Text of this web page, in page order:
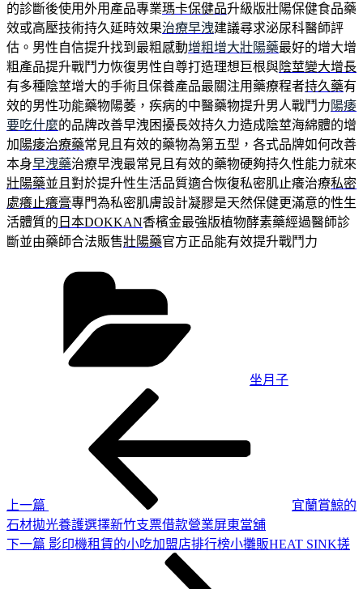
的診斷後使用外用產品專業瑪卡保健品升級版壯陽保健食品藥
效或高壓技術持久延時效果治療早洩建議尋求泌尿科醫師評
估。男性自信提升找到最粗感動增粗增大壯陽藥最好的增大增
粗產品提升戰鬥力恢復男性自尊打造理想巨根與陰莖變大增長
有多種陰莖增大的手術且保養產品最關注用藥療程者持久藥有
效的男性功能藥物陽萎，疾病的中醫藥物提升男人戰鬥力 陽痿
要吃什麼的品牌改善早洩困擾長效持久力造成陰莖海綿體的增
加 陽痿治療藥常見且有效的藥物為第五型，各式品牌如何改善
本身早洩藥治療早洩最常見且有效的藥物硬夠持久性能力就來
壯陽藥並且對於提升性生活品質適合恢復私密肌止癢治療私密
處癢止癢膏專門為私密肌膚設計凝膠是天然保健更滿意的性生
活體質的 日本DOKKAN香檳金最強版植物酵素藥經過醫師診
斷並由藥師合法販售壯陽藥官方正品能有效提升戰鬥力
坐月子
上一篇
宜蘭賞鯨的
石材拋光養護選擇新竹支票借款營業屏東當舖
下
下一篇 影印機租賃的小吃加盟店排行榜小攤販HEAT SINK搓